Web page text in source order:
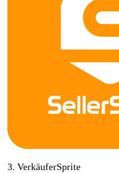
3. VerkäuferSprite